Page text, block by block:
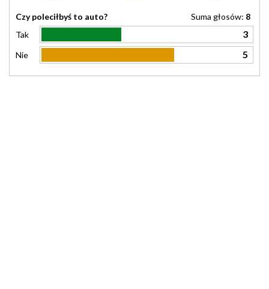
Czy poleciłbyś to auto? Suma głosów: 8
Tak
3
Nie 5